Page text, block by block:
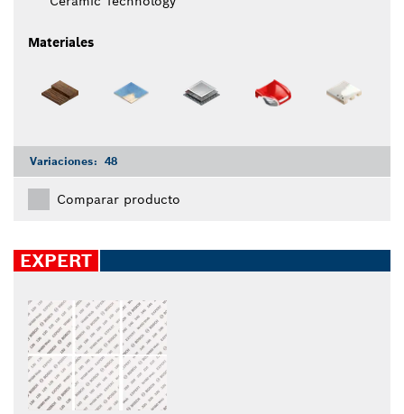
Materiales
Variaciones: 48
Comparar producto
EXPERT